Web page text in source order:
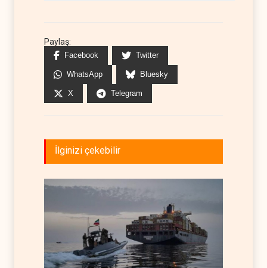
Paylaş:
Facebook Twitter
WhatsApp Bluesky
X Telegram
İlginizi çekebilir